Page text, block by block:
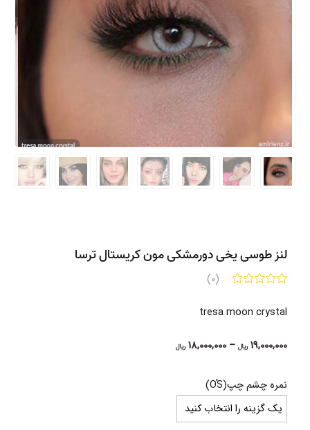
لنز طوسی یخی دورمشکی مون کریستال ترسا
(0)
tresa moon crystal
19,000,000 ریال –
18,000,000 ریالPrice
نمره چشم چپ(OُS)